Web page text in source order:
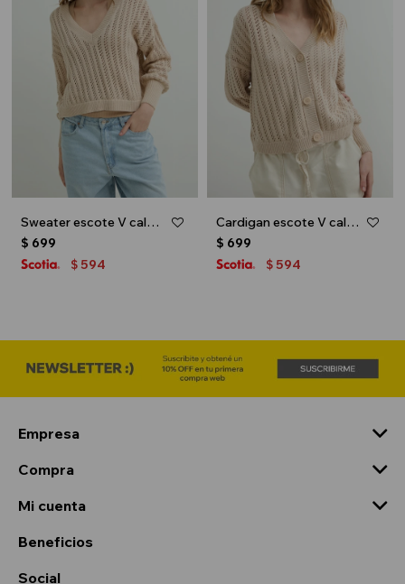
Sweater escote V calado - Beige
$ 699
$ 594
Cardigan escote V calado - Beige
$ 699
$ 594
Empresa
Compra
Mi cuenta
Beneficios
Social